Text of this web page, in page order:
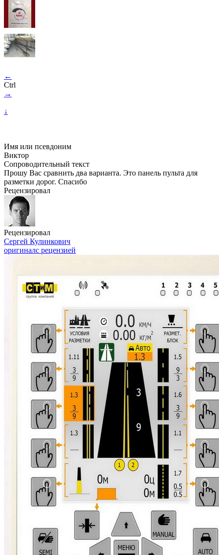
←
Ctrl
→
↓
Имя или псевдоним
Виктор
Сопроводительный текст
Прошу Вас сравнить два варианта. Это панель пульта для
разметки дорог. Спасибо
Рецензировал
Рецензировал
Сергей Кулинкович
оригиналс рецензией